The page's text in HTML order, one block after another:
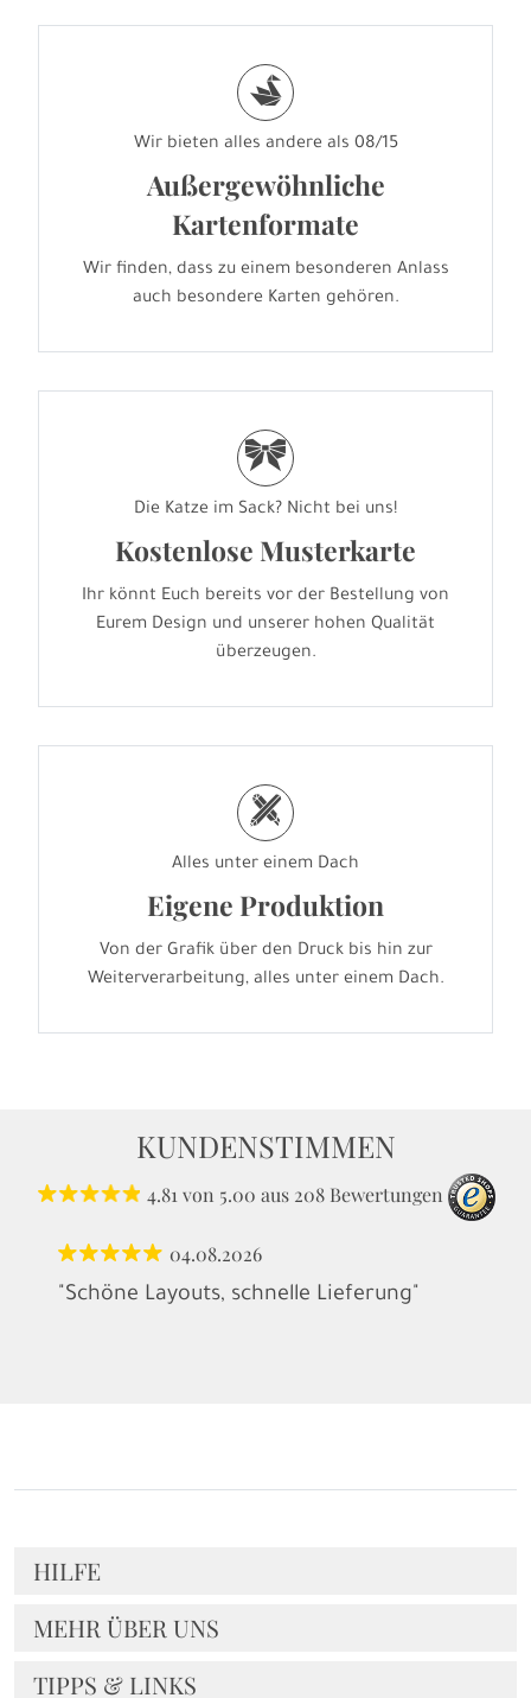
s
Wir bieten alles andere als 08/15
Außergewöhnliche
Kartenformate
Wir finden, dass zu einem besonderen Anlass
auch besondere Karten gehören.
r
Die Katze im Sack? Nicht bei uns!
Kostenlose Musterkarte
Ihr könnt Euch bereits vor der Bestellung von
Eurem Design und unserer hohen Qualität
überzeugen.
h
Alles unter einem Dach
Eigene Produktion
Von der Grafik über den Druck bis hin zur
Weiterverarbeitung, alles unter einem Dach.
KUNDENSTIMMEN
4.81von 5.00 aus 208 Bewertungen
04.08.2026
"Schöne Layouts, schnelle Lieferung"
HILFE
MEHR ÜBER UNS
TIPPS & LINKS